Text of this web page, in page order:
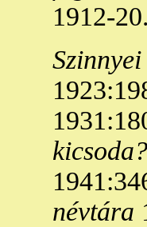
1912-
Szinnyei
kicsoda?
névtára